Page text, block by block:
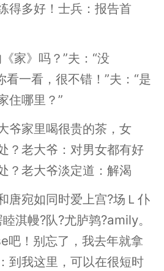
得多好！士兵：报告首
家》吗？”夫：“没
看一看，很不错！”夫：“是
住哪里？”
爷家里喝很贵的茶，女
？老大爷：对男女都有好
？老大爷淡定道：解渴
唐宛如同时爱上宫?场Ｌ仆
淇幔?队?尤胪鹑?amily。
吧！别忘了，我去年就拿
到我这里，可以在很短时